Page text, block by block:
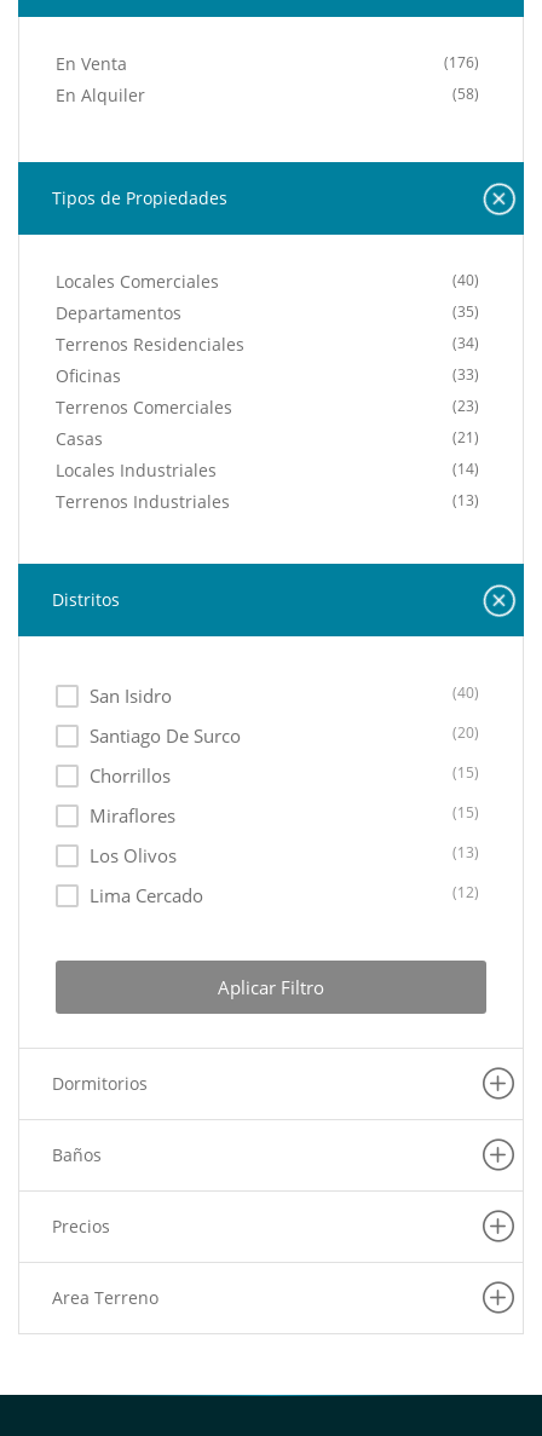
En Venta (176)
En Alquiler (58)
Tipos de Propiedades
Locales Comerciales (40)
Departamentos (35)
Terrenos Residenciales (34)
Oficinas (33)
Terrenos Comerciales (23)
Casas (21)
Locales Industriales (14)
Terrenos Industriales (13)
Terrenos Tratamiento Especial (5)
Terrenos Rusticos
Casas Balneario (1)
Hoteles / Hostales
Cocheras
Terrenos Agricolas (1)
Distritos
San Isidro (40)
Santiago De Surco (20)
Chorrillos (15)
Miraflores (15)
Los Olivos (13)
Lima Cercado (12)
Lurigancho (10)
La Molina (8)
Pachacamac
La Victoria
Pueblo Libre
San Martin De Porres (5)
Aplicar Filtro
Dormitorios
Baños
Precios
Area Terreno